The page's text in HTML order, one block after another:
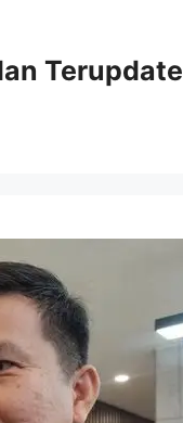
Terupdate